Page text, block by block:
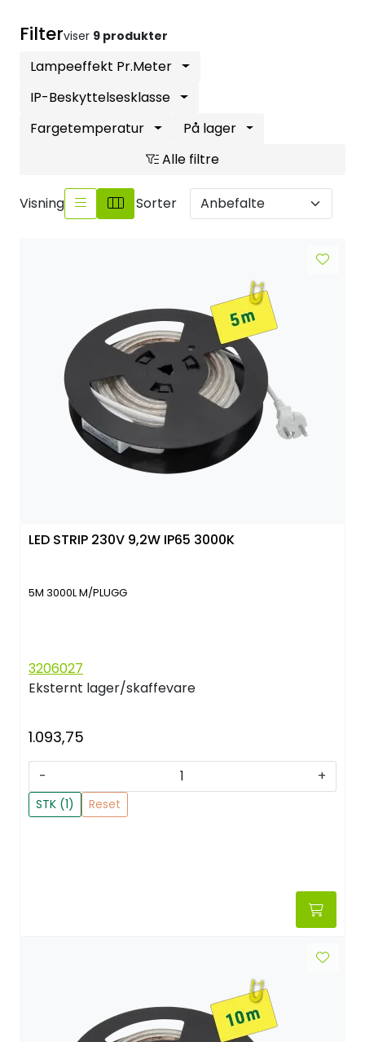
Filterviser 9 produkter
Lampeeffekt Pr.Meter
IP-Beskyttelsesklasse
Fargetemperatur
På lager
Alle filtre
Visning Sorter
LED STRIP 230V 9,2W IP65 3000K
5M 3000L M/PLUGG
3206027
Eksternt lager/skaffevare
1.093,75
- +
STK (1) Reset
Kabler
Verktøy